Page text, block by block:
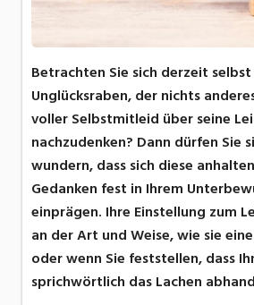
Betrachten Sie sich derzeit
Unglücksraben, der nichts
voller Selbstmitleid über seine
nachzudenken? Dann dürfen Sie
wundern, dass sich diese
Gedanken fest in Ihrem
einprägen. Ihre Einstellung zum
an der Art und Weise, wie sie
oder wenn Sie feststellen, dass
sprichwörtlich das Lachen